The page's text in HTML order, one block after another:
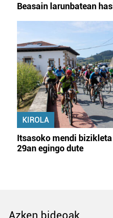
Beasain larunbatean
KIROLA
Itsasoko mendi
29an egingo dute
Azken bideoak